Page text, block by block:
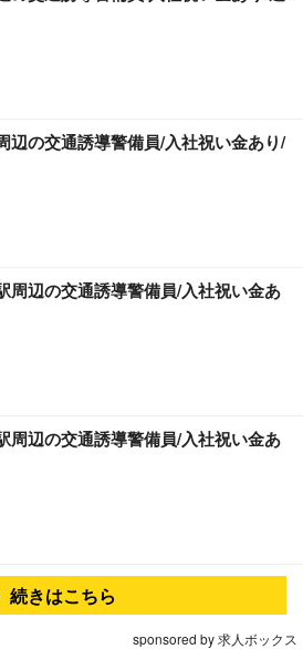
辺の交通誘導警備員/入社祝い金あり/
周辺の交通誘導警備員/入社祝い金あ
周辺の交通誘導警備員/入社祝い金あ
続きはこちら
sponsored by 求人ボックス